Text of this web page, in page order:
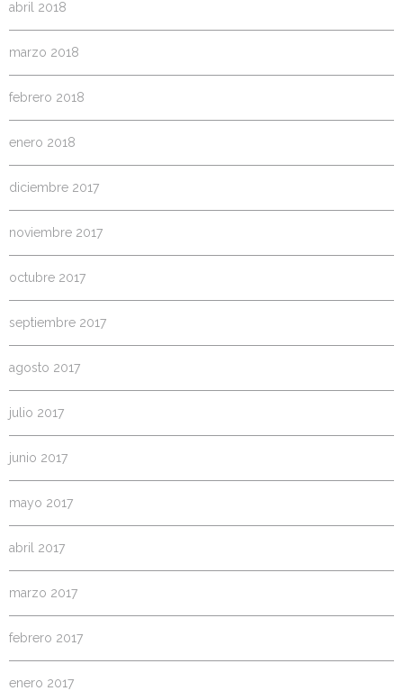
abril 2018
marzo 2018
febrero 2018
enero 2018
diciembre 2017
noviembre 2017
octubre 2017
septiembre 2017
agosto 2017
julio 2017
junio 2017
mayo 2017
abril 2017
marzo 2017
febrero 2017
enero 2017